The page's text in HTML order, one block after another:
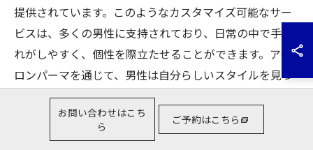
提供されています。このようなカスタマイズ可能なサー
ビスは、多くの男性に支持されており、日常の中で手入
れがしやすく、個性を際立たせることができます。アイ
ロンパーマを通じて、男性は自分らしいスタイルを見つ
け、生活に新しい変化をもたらすことができるのです。
お問い合わせはこち
ら
ご予約はこちら